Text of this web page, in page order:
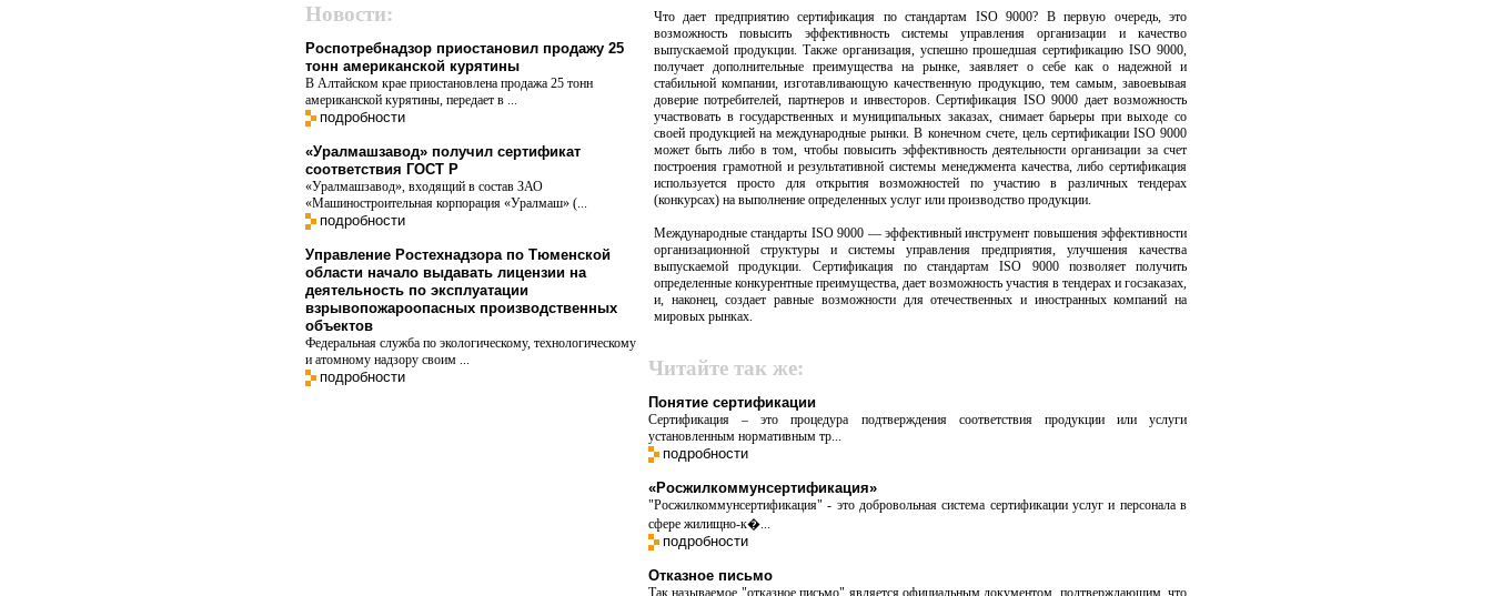
Новости:
Роспотребнадзор приостановил продажу 25
тонн американской курятины
В Алтайском крае приостановлена продажа 25 тонн
американской курятины, передает в ...
подробности
«Уралмашзавод» получил сертификат
соответствия ГОСТ Р
«Уралмашзавод», входящий в состав ЗАО
«Машиностроительная корпорация «Уралмаш» (...
подробности
Управление Ростехнадзора по Тюменской
области начало выдавать лицензии на
деятельность по эксплуатации
взрывопожароопасных производственных
объектов
Федеральная служба по экологическому, технологическому
и атомному надзору своим ...
подробности
Что дает предприятию сертификация по стандартам ISO 9000? В первую очередь, это
возможность повысить эффективность системы управления организации и качество
выпускаемой продукции. Также организация, успешно прошедшая сертификацию ISO 9000,
получает дополнительные преимущества на рынке, заявляет о себе как о надежной и
стабильной компании, изготавливающую качественную продукцию, тем самым, завоевывая
доверие потребителей, партнеров и инвесторов. Сертификация ISO 9000 дает возможность
участвовать в государственных и муниципальных заказах, снимает барьеры при выходе со
своей продукцией на международные рынки. В конечном счете, цель сертификации ISO 9000
может быть либо в том, чтобы повысить эффективность деятельности организации за счет
построения грамотной и результативной системы менеджмента качества, либо сертификация
используется просто для открытия возможностей по участию в различных тендерах
(конкурсах) на выполнение определенных услуг или производство продукции.
Международные стандарты ISO 9000 — эффективный инструмент повышения эффективности
организационной структуры и системы управления предприятия, улучшения качества
выпускаемой продукции. Сертификация по стандартам ISO 9000 позволяет получить
определенные конкурентные преимущества, дает возможность участия в тендерах и госзаказах,
и, наконец, создает равные возможности для отечественных и иностранных компаний на
мировых рынках.
Читайте так же:
Понятие сертификации
Сертификация – это процедура подтверждения соответствия продукции или услуги
установленным нормативным тр...
подробности
«Росжилкоммунсертификация»
"Росжилкоммунсертификация" - это добровольная система сертификации услуг и персонала в
сфере жилищно-к�...
подробности
Отказное письмо
Так называемое "отказное письмо" является официальным документом, подтверждающим, что